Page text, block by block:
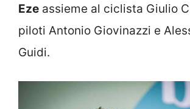
Eze assieme al ciclista Giulio
piloti Antonio Giovinazzi e
Guidi.